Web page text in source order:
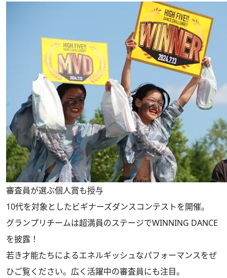
審査員が選ぶ個人賞も授与
10代を対象としたビギナーズダンスコンテストを開催。
グランプリチームは超満員のステージでWINNING DANCE
を披露！
若き才能たちによるエネルギッシュなパフォーマンスをぜ
ひご覧ください。広く活躍中の審査員にも注目。